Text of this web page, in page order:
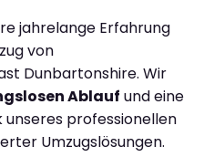
jahrelange Erfahrung
von
Dunbartonshire. Wir
Ablauf und eine
professionellen
Umzugslösungen.